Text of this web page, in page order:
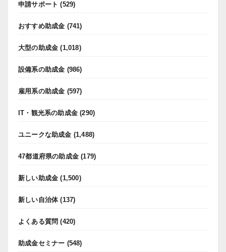
申請サポート (529)
おすすめ助成金 (741)
大型の助成金 (1,018)
設備系の助成金 (986)
雇用系の助成金 (597)
IT・観光系の助成金 (290)
ユニークな助成金 (1,488)
47都道府県の助成金 (179)
新しい助成金 (1,500)
新しい自治体(137)
よくある質問 (420)
助成金セミナー (548)